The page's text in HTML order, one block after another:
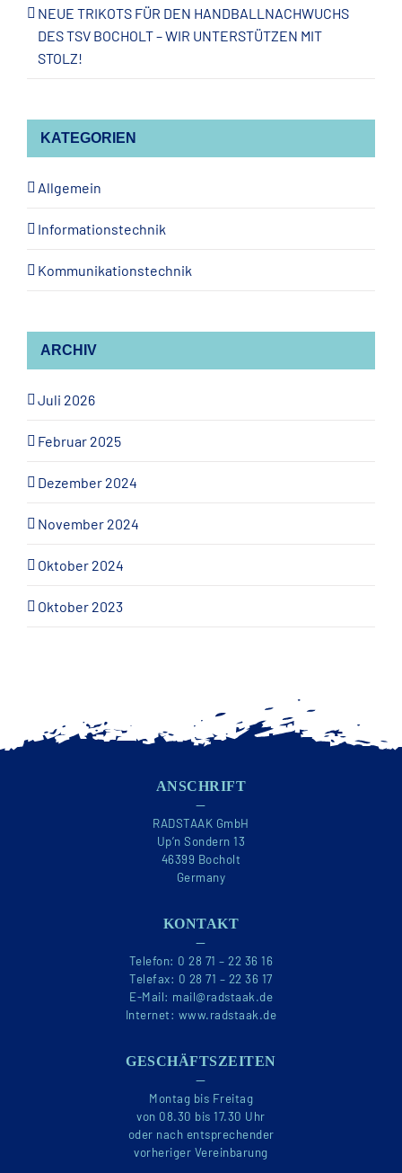
NEUE TRIKOTS FÜR DEN HANDBALLNACHWUCHS
DES TSV BOCHOLT – WIR UNTERSTÜTZEN MIT
STOLZ!
KATEGORIEN
Allgemein
Informationstechnik
Kommunikationstechnik
ARCHIV
Juli 2026
Februar 2025
Dezember 2024
November 2024
Oktober 2024
Oktober 2023
ANSCHRIFT
—
RADSTAAK GmbH
Up’n Sondern 13
46399 Bocholt
Germany
KONTAKT
—
Telefon: 0 28 71 – 22 36 16
Telefax: 0 28 71 – 22 36 17
E-Mail: mail@radstaak.de
Internet: www.radstaak.de
GESCHÄFTSZEITEN
—
Montag bis Freitag
von 08.30 bis 17.30 Uhr
oder nach entsprechender
vorheriger Vereinbarung